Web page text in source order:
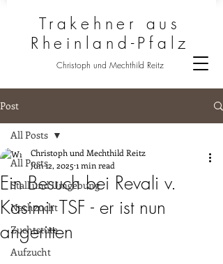
Trakehner aus
Rheinland-Pfalz
Christoph und Mechthild Reitz
Post
All Posts
Stall und Umgebung
Nachzucht
Zuchtstute
Aufzucht
All Posts
Ein Besuch bei Revali v.
Kasimir TSF - er ist nun
angeritten
Christoph und Mechthild Reitz
Jun 12, 2025 1 min read